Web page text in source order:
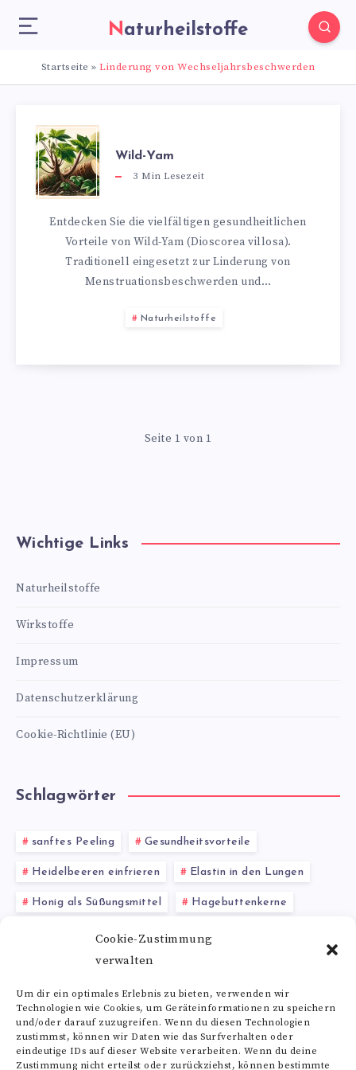
Cookie-Zustimmung
verwalten
Um dir ein optimales Erlebnis zu bieten, verwenden wir
Technologien wie Cookies, um Geräteinformationen zu speichern
und/oder darauf zuzugreifen. Wenn du diesen Technologien
zustimmst, können wir Daten wie das Surfverhalten oder
eindeutige IDs auf dieser Website verarbeiten. Wenn du deine
Zustimmung nicht erteilst oder zurückziehst, können bestimmte
Naturheilstoffe
Startseite » Linderung von Wechseljahrsbeschwerden
Wild-Yam
3 Min Lesezeit
Entdecken Sie die vielfältigen gesundheitlichen
Vorteile von Wild-Yam (Dioscorea villosa).
Traditionell eingesetzt zur Linderung von
Menstruationsbeschwerden und…
Naturheilstoffe
Seite 1 von 1
Wichtige Links
Naturheilstoffe
Wirkstoffe
Impressum
Datenschutzerklärung
Cookie-Richtlinie (EU)
Schlagwörter
sanftes Peeling Gesundheitsvorteile
Heidelbeeren einfrieren Elastin in den Lungen
Honig als Süßungsmittel Hagebuttenkerne
Antimykotika Vitamin-A-Ergänzungen
Kalziummangel Psoriasis
Alle Schlagwörter